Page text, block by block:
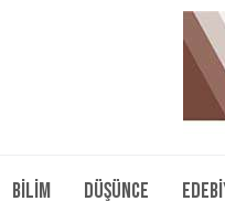
Bilim Düşünce